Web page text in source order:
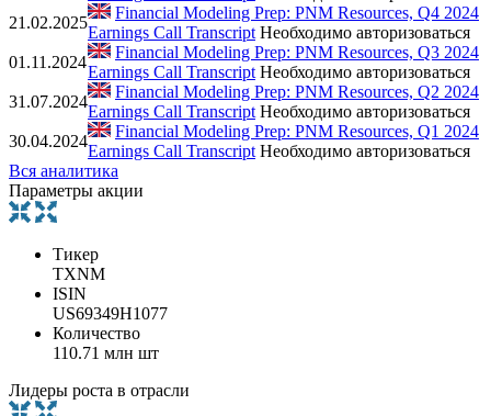
21.02.2025
Financial Modeling Prep: PNM Resources, Q4 2024
Earnings Call Transcript Необходимо авторизоваться
01.11.2024
Financial Modeling Prep: PNM Resources, Q3 2024
Earnings Call Transcript Необходимо авторизоваться
31.07.2024
Financial Modeling Prep: PNM Resources, Q2 2024
Earnings Call Transcript Необходимо авторизоваться
30.04.2024
Financial Modeling Prep: PNM Resources, Q1 2024
Earnings Call Transcript Необходимо авторизоваться
Вся аналитика
Параметры акции
Тикер
TXNM
ISIN
US69349H1077
Количество
110.71 млн шт
Лидеры роста в отрасли